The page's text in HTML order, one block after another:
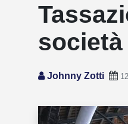
società
Johnny Zotti